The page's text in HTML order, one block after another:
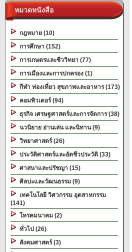
หมวดหนังสือ
กฎหมาย (10)
การศึกษา (152)
การเกษตรและชีววิทยา (77)
การเมืองและการปกครอง (1)
กีฬา ท่องเที่ยว สุขภาพและอาหาร (173)
คอมพิวเตอร์ (94)
ธุรกิจ เศรษฐศาสตร์และการจัดการ (38)
นวนิยาย อ่านเล่น และนิทาน (9)
วิทยาศาสตร์ (26)
ประวัติศาสตร์และอัตชีวประวัติ (33)
ศาสนาและปรัชญา (15)
ศิลปะและวัฒนธรรม (9)
เทคโนโลยี วิศวกรรม อุตสาหกรรม
(141)
โทรคมนาคม (2)
ทั่วไป (26)
สังคมศาสตร์ (3)